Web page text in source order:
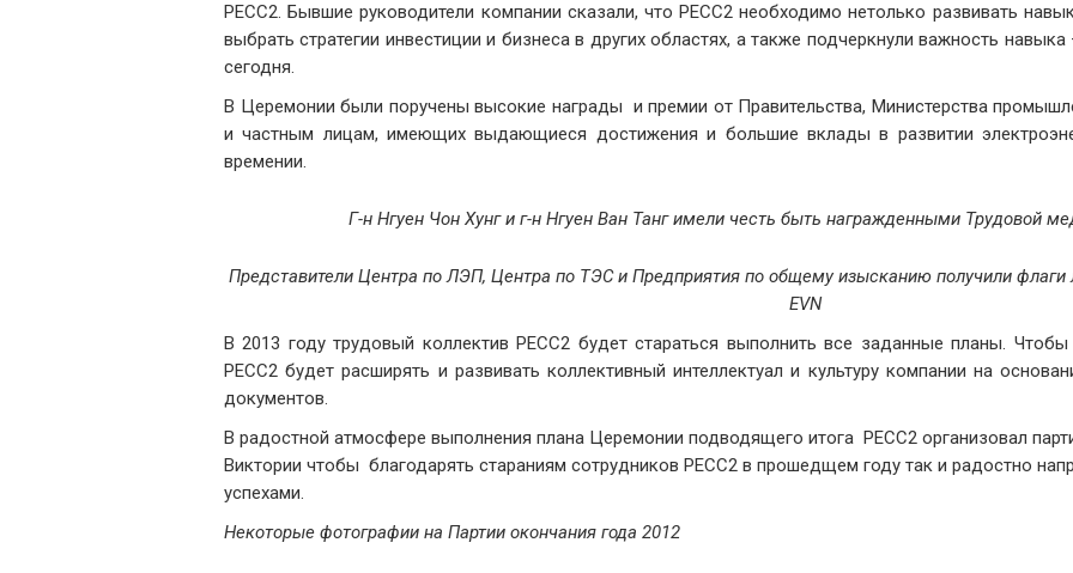
PECC2. Бывшие руководители компании сказали, что PECC2 необходимо нетолько развивать
выбрать стратегии инвестиции и бизнеса в других областях, а также подчеркнули важность
сегодня.
В Церемонии были поручены высокие награды и премии от Правительства, Министерства
и частным лицам, имеющих выдающиеся достижения и большие вклады в развитии
времении.
Г-н Нгуен Чон Хунг и г-н Нгуен Ван Танг имели честь быть награжденными Трудовой
Представители Центра по ЛЭП, Центра по ТЭС и Предприятия по общему изысканию получили флаги
EVN
В 2013 году трудовый коллектив PECC2 будет стараться выполнить все заданные планы.
PECC2 будет расширять и развивать коллективный интеллектуал и культуру компании на
документов.
В радостной атмосфере выполнения плана Церемонии подводящего итога PECC2 организовал
Виктории чтобы благодарять стараниям сотрудников PECC2 в прошедщем году так и радостно
успехами.
Некоторые фотографии на Партии окончания года 2012